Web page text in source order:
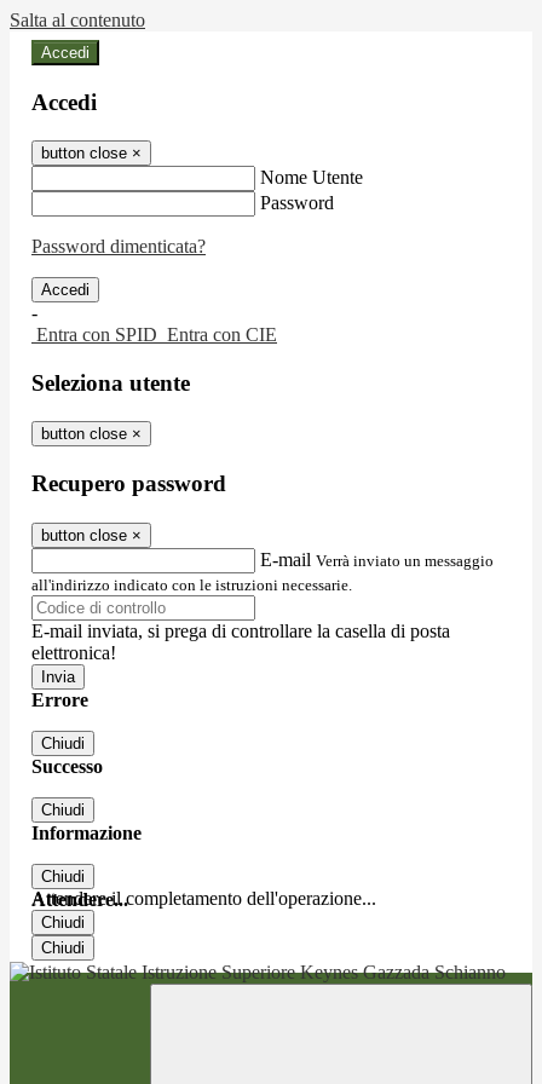
Salta al contenuto
Accedi
Accedi
button close ×
Nome Utente
Password
Password dimenticata?
-
Entra con SPID Entra con CIE
Seleziona utente
button close ×
Recupero password
button close ×
E-mail Verrà inviato un messaggio
all'indirizzo indicato con le istruzioni necessarie.
E-mail inviata, si prega di controllare la casella di posta
elettronica!
Errore
Chiudi
Successo
Chiudi
Informazione
Chiudi
Attendere...
Attendere il completamento dell'operazione...
Chiudi
Chiudi